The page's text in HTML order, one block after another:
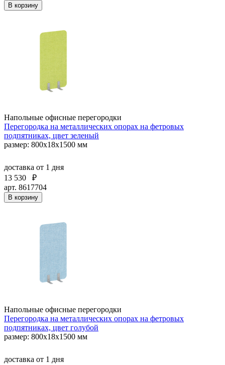
В корзину
Напольные офисные перегородки
Перегородка на металлических опорах на фетровых
подпятниках, цвет зеленый
размер: 800x18x1500 мм
доставка от 1 дня
13 530
₽
арт. 8617704
В корзину
Напольные офисные перегородки
Перегородка на металлических опорах на фетровых
подпятниках, цвет голубой
размер: 800x18x1500 мм
доставка от 1 дня